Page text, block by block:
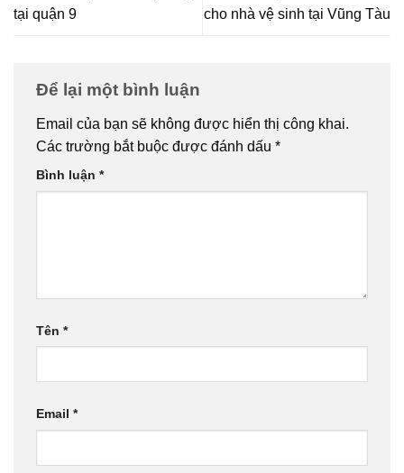
tại quận 9
cho nhà vệ sinh tại Vũng Tàu
Để lại một bình luận
Email của bạn sẽ không được hiển thị công khai.
Các trường bắt buộc được đánh dấu *
Bình luận *
Tên *
Email *